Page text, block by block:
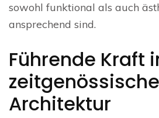
sowohl funktional als auch
ansprechend sind.
Führende Kraft
Architektur